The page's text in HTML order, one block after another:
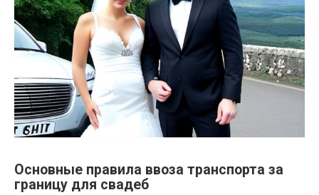
Основные правила ввоза транспорта за
границу для свадеб